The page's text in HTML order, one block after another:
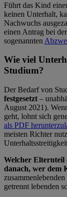
Führt das Kind
keinen Unterhalt,
Nachwuchs
einen Antrag bei
sogenannten
Wie viel
Studium?
Der Bedarf von
festgesetzt –
August 2021).
geht, lohnt sich
als PDF
meisten Richter
Welcher Elternteil
danach, wer dem
getrennt lebenden